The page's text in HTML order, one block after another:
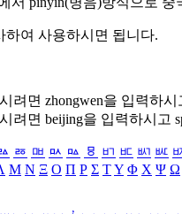
하여 사용하시면 됩니다.
려면 zhongwen을 입력하시
려면 beijing을 입력하시고
ㅭ ㅮ ㅯ ㅰ ㅱ ㅲ ㅳ ㅴ ㅵ
Μ Ν Ξ Ο Π Ρ Σ ΤΥ Φ Χ Ψ Ω